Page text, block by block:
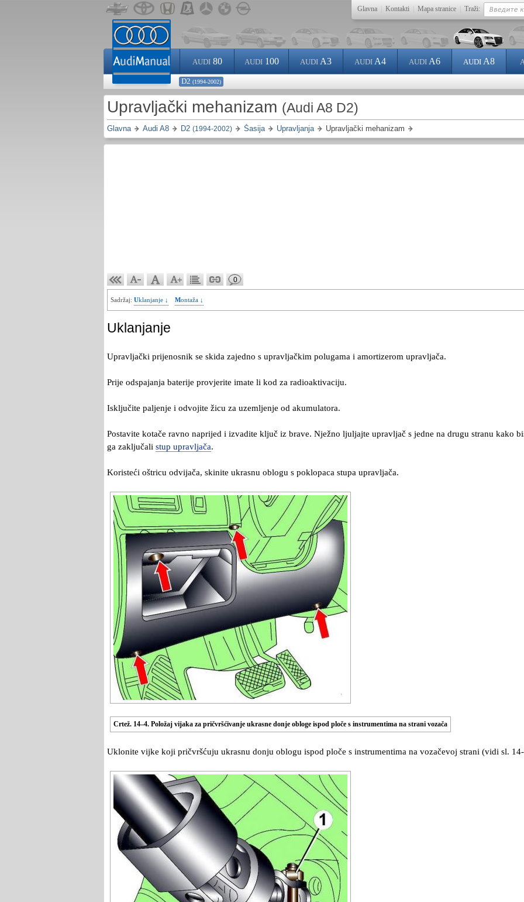
Glavna Kontakti Mapa stranice Traži:
AUDI80 AUDI100 AUDI A3 AUDI A4 AUDI A6 AUDI A8
D2 (1994-2002)
Upravljački mehanizam (Audi A8 D2)
Glavna Audi A8 D2 (1994-2002) Šasija Upravljanja Upravljački mehanizam
0
Sadržaj: Uklanjanje ↓ Montaža ↓
Uklanjanje
Upravljački prijenosnik se skida zajedno s upravljačkim polugama i amortizerom upravljača.
Prije odspajanja baterije provjerite imate li kod za radioaktivaciju.
Isključite paljenje i odvojite žicu za uzemljenje od akumulatora.
Postavite kotače ravno naprijed i izvadite ključ iz brave. Nježno ljuljajte upravljač s jedne na drugu stranu kako
ga zaključali stup upravljača.
Koristeći oštricu odvijača, skinite ukrasnu oblogu s poklopaca stupa upravljača.
Crtež. 14–4. Položaj vijaka za pričvršćivanje ukrasne donje obloge ispod ploče s instrumentima na strani vozača
Uklonite vijke koji pričvršćuju ukrasnu donju oblogu ispod ploče s instrumentima na vozačevoj strani (vidi sl.